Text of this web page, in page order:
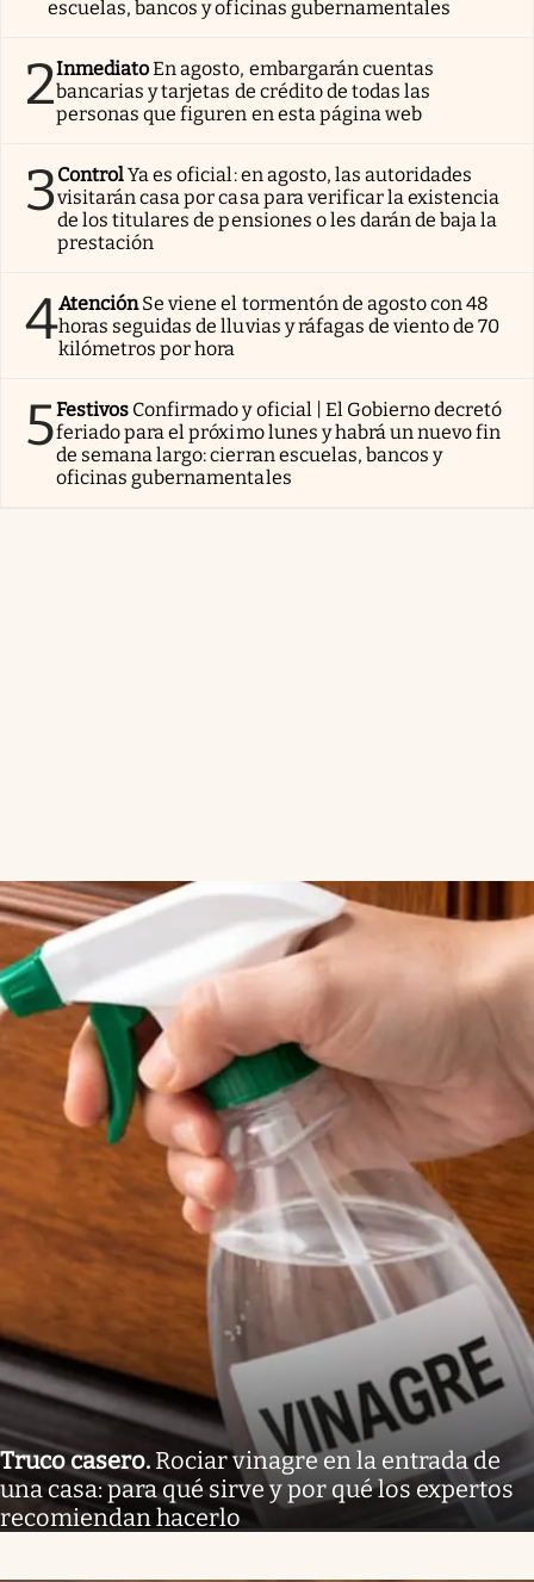
escuelas, bancos y oficinas gubernamentales
2InmediatoEn agosto, embargarán cuentas
bancarias y tarjetas de crédito de todas las
personas que figuren en esta página web
3ControlYa es oficial: en agosto, las autoridades
visitarán casa por casa para verificar la existencia
de los titulares de pensiones o les darán de baja la
prestación
4AtenciónSe viene el tormentón de agosto con 48
horas seguidas de lluvias y ráfagas de viento de 70
kilómetros por hora
5Festivos Confirmado y oficial | El Gobierno decretó
feriado para el próximo lunes y habrá un nuevo fin
de semana largo: cierran escuelas, bancos y
oficinas gubernamentales
Truco casero. Rociar vinagre en la entrada de
una casa: para qué sirve y por qué los expertos
recomiendan hacerlo